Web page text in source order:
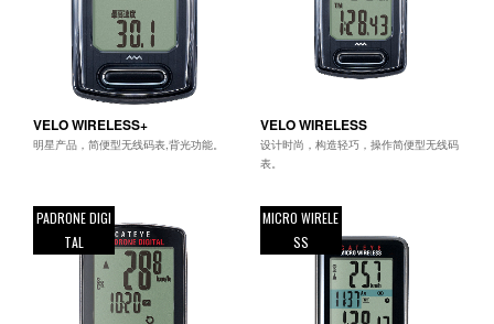
VELO WIRELESS+
明星产品，简便型无线码表,背光功能。
VELO WIRELESS
设计时尚，构造轻巧，操作简便型无线码
表。
PADRONE DIGI
TAL
MICRO WIRELE
SS